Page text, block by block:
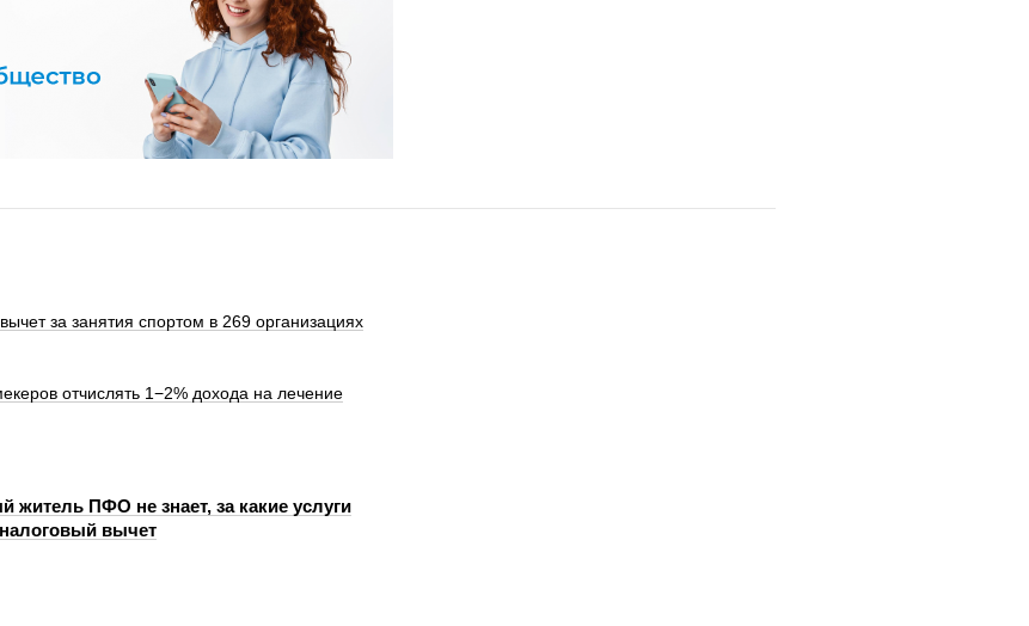
за занятия спортом в 269 организациях
отчислять 1−2% дохода на лечение
житель ПФО не знает, за какие услуги
вычет